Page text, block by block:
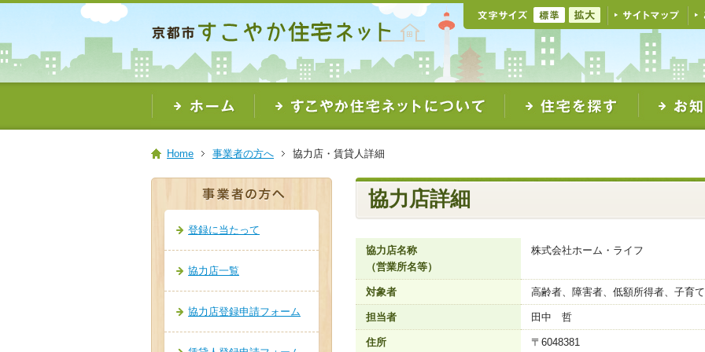
本
ま
で
ッ
Home 事業者の方へ 協力店・賃貸人詳細
協力店詳細
協力店名称
（営業所名等）
株式会社ホーム・ライフ
対象者 高齢者、障害者、低額所得者、子育
担当者 田中 哲
住所 〒6048381
登録に当たって
協力店一覧
協力店登録申請フォーム